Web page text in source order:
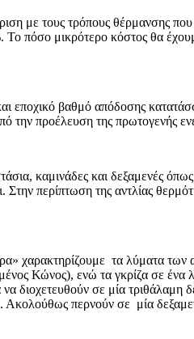
με τους τρόπους θέρμανσης
πόσο μικρότερο κόστος θα
βαθμό απόδοσης
την προέλευση της πρωτογενής
καμινάδες και δεξαμενές
περίπτωση της αντλίας
χαρακτηρίζουμε τα λύματα
Κώνος), ενώ τα γκρίζα σε
να διοχετευθούν σε μία
περνούν σε μία